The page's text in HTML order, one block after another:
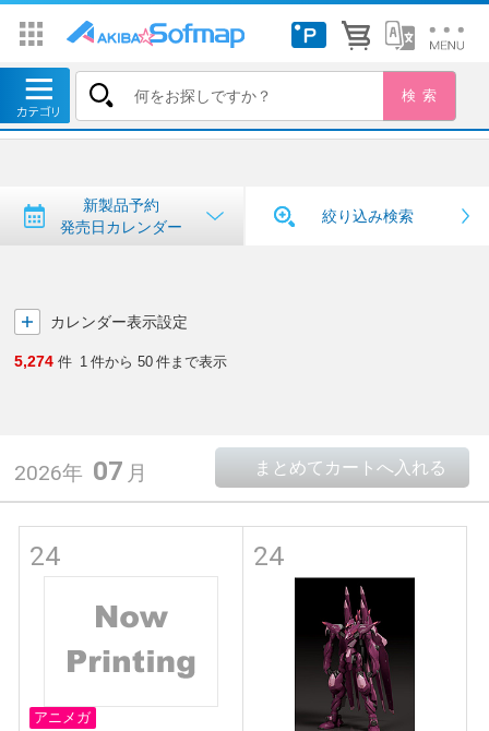
トップ ＞ 新製品予約・発売日カレンダー
新製品予約・発売日カレンダー
新製品予約
発売日カレンダー
絞り込み検索
カレンダー表示設定
5,274 件 1 件から 50 件まで表示
2026年 07 月
24
アニメガ
24